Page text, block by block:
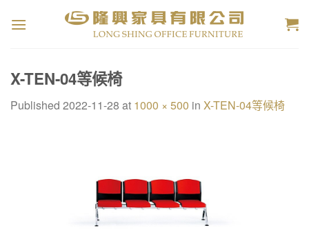
X-TEN-04等候椅
Published 2022-11-28 at 1000 × 500 in X-TEN-04等候椅